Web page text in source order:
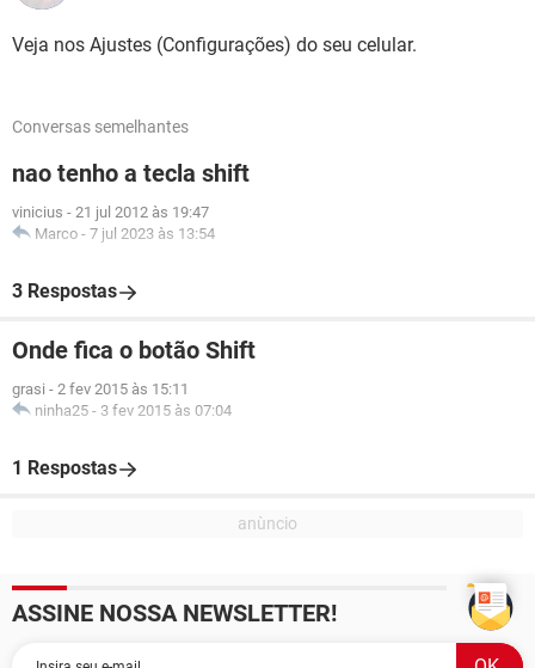
Veja nos Ajustes (Configurações) do seu celular.
Conversas semelhantes
nao tenho a tecla shift
vinicius - 21 jul 2012 às 19:47
Marco - 7 jul 2023 às 13:54
3 Respostas
Onde fica o botão Shift
grasi - 2 fev 2015 às 15:11
ninha25 - 3 fev 2015 às 07:04
1 Respostas
ASSINE NOSSA NEWSLETTER!